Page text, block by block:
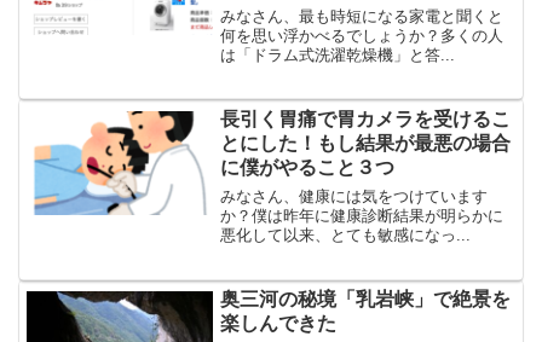
みなさん、最も時短になる家電と聞くと
何を思い浮かべるでしょうか？多くの人
は「ドラム式洗濯乾燥機」と答...
長引く胃痛で胃カメラを受けるこ
とにした！もし結果が最悪の場合
に僕がやること３つ
みなさん、健康には気をつけています
か？僕は昨年に健康診断結果が明らかに
悪化して以来、とても敏感になっ...
奥三河の秘境「乳岩峡」で絶景を
楽しんできた